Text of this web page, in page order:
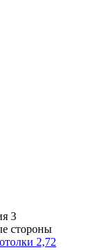
3
стороны
2,72